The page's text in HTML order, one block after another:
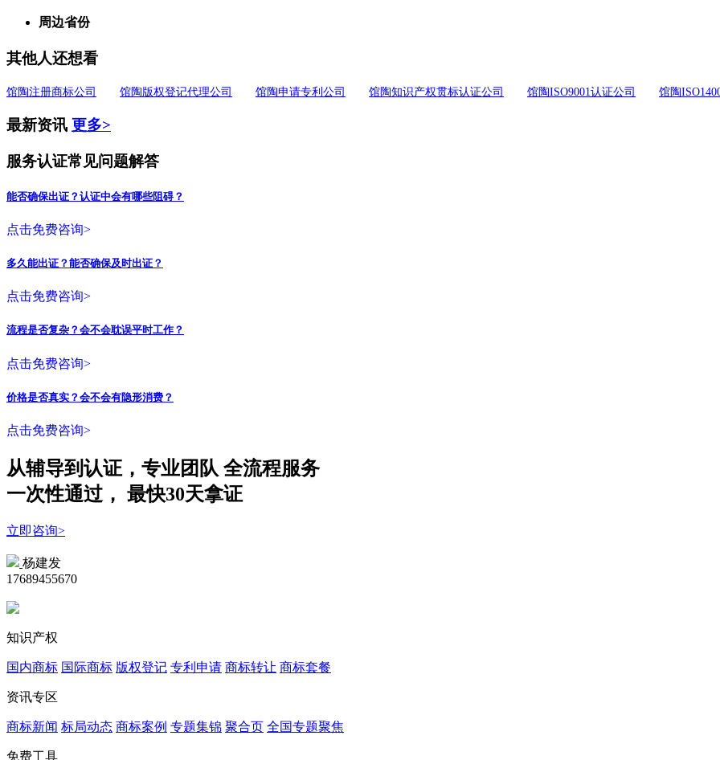
周边省份
其他人还想看
馆陶注册商标公司 馆陶版权登记代理公司 馆陶申请专利公司 馆陶知识产权贯标认证公司 馆陶ISO9001认证公司 馆陶
最新资讯 更多>
服务认证常见问题解答
能否确保出证？认证中会有哪些阻碍？
点击免费咨询>
多久能出证？能否确保及时出证？
点击免费咨询>
流程是否复杂？会不会耽误平时工作？
点击免费咨询>
价格是否真实？会不会有隐形消费？
点击免费咨询>
从辅导到认证，专业团队 全流程服务
一次性通过， 最快30天拿证
立即咨询>
杨建发
17689455670
知识产权
国内商标 国际商标 版权登记 专利申请 商标转让 商标套餐
资讯专区
商标新闻 标局动态 商标案例 专题集锦 聚合页 全国专题聚焦
免费工具